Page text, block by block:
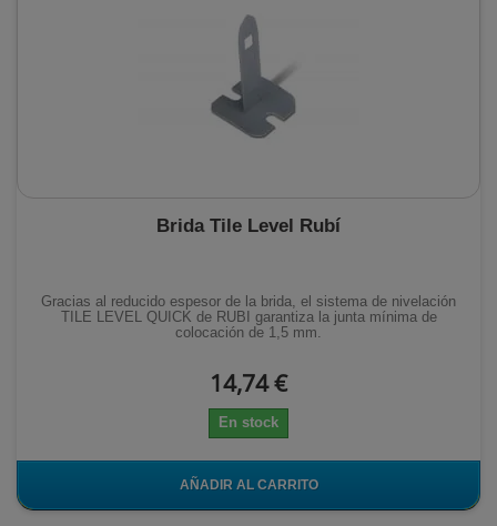
Brida Tile Level Rubí
Gracias al reducido espesor de la brida, el sistema de nivelación
TILE LEVEL QUICK de RUBI garantiza la junta mínima de
colocación de 1,5 mm.
14,74 €
En stock
AÑADIR AL CARRITO